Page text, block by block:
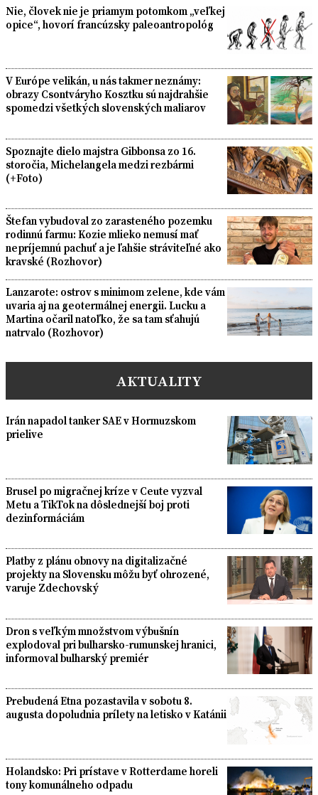
Nie, človek nie je priamym potomkom „veľkej
opice“, hovorí francúzsky paleoantropológ
V Európe velikán, u nás takmer neznámy:
obrazy Csontváryho Kosztku sú najdrahšie
spomedzi všetkých slovenských maliarov
Spoznajte dielo majstra Gibbonsa zo 16.
storočia, Michelangela medzi rezbármi
(+Foto)
Štefan vybudoval zo zarasteného pozemku
rodinnú farmu: Kozie mlieko nemusí mať
nepríjemnú pachuť a je ľahšie stráviteľné ako
kravské (Rozhovor)
Lanzarote: ostrov s minimom zelene, kde vám
uvaria aj na geotermálnej energii. Lucku a
Martina očaril natoľko, že sa tam sťahujú
natrvalo (Rozhovor)
AKTUALITY
Irán napadol tanker SAE v Hormuzskom
prielive
Brusel po migračnej kríze v Ceute vyzval
Metu a TikTok na dôslednejší boj proti
dezinformáciám
Platby z plánu obnovy na digitalizačné
projekty na Slovensku môžu byť ohrozené,
varuje Zdechovský
Dron s veľkým množstvom výbušnín
explodoval pri bulharsko-rumunskej hranici,
informoval bulharský premiér
Prebudená Etna pozastavila v sobotu 8.
augusta dopoludnia prílety na letisko v Katánii
Holandsko: Pri prístave v Rotterdame horeli
tony komunálneho odpadu